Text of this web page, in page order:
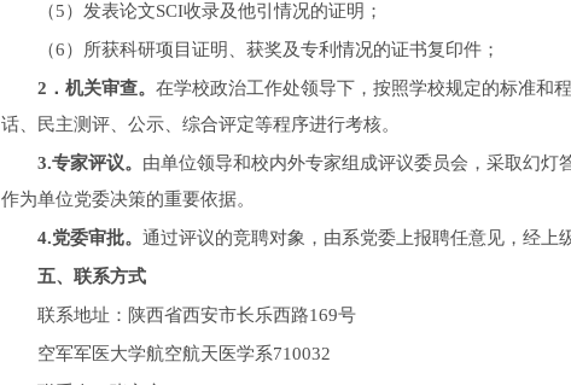
（5）发表论文SCI收录及他引情况的证明；
（6）所获科研项目证明、获奖及专利情况的证书复印件；
2 ．机关审查。 在学校政治工作处领导下，按照学校规定的标准和
话、民主测评、公示、综合评定等程序进行考核。
3.专家评议。 由单位领导和校内外专家组成评议委员会，采取幻
作为单位党委决策的重要依据。
4.党委审批。 通过评议的竞聘对象，由系党委上报聘任意见，经上
五、联系方式
联系地址：陕西省西安市长乐西路169号
空军军医大学航空航天医学系710032